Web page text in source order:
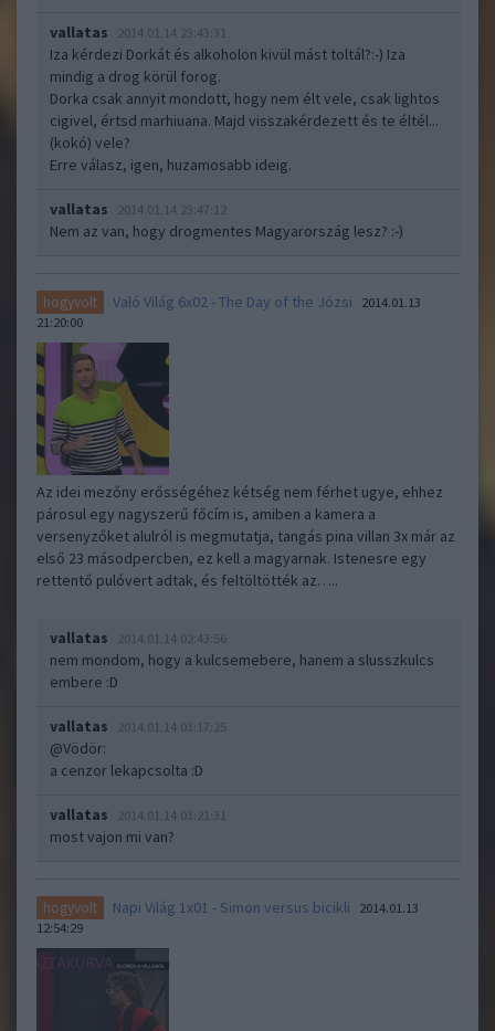
vallatas 2014.01.14 23:43:31
Iza kérdezi Dorkát és alkoholon kivül mást toltál?:-) Iza
mindig a drog körül forog.
Dorka csak annyit mondott, hogy nem élt vele, csak lightos
cigivel, értsd marhiuana. Majd visszakérdezett és te éltél...
(kokó) vele?
Erre válasz, igen, huzamosabb ideig.
vallatas 2014.01.14 23:47:12
Nem az van, hogy drogmentes Magyarország lesz? :-)
hogyvolt Való Világ 6x02 - The Day of the Józsi
2014.01.13
21:20:00
Az idei mezőny erősségéhez kétség nem férhet ugye, ehhez
párosul egy nagyszerű főcím is, amiben a kamera a
versenyzőket alulról is megmutatja, tangás pina villan 3x már az
első 23 másodpercben, ez kell a magyarnak. Istenesre egy
rettentő pulóvert adtak, és feltöltötték az…..
vallatas 2014.01.14 02:43:56
nem mondom, hogy a kulcsemebere, hanem a slusszkulcs
embere :D
vallatas 2014.01.14 03:17:25
@Vödör:
a cenzor lekapcsolta :D
vallatas 2014.01.14 03:21:31
most vajon mi van?
hogyvolt Napi Világ 1x01 - Simon versus bicikli
2014.01.13
12:54:29